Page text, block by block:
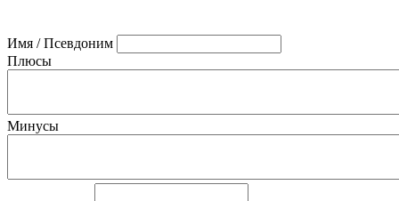
Имя / Псевдоним
Плюсы
Минусы